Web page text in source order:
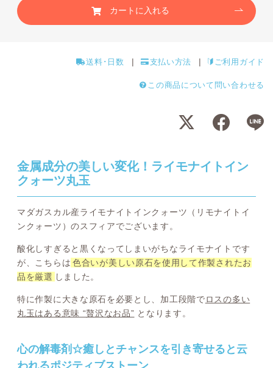
カートに入れる
送料･日数 支払い方法 ご利用ガイド
この商品について問い合わせる
金属成分の美しい変化！ライモナイトイン
クォーツ丸玉
マダガスカル産ライモナイトインクォーツ（リモナイトイ
ンクォーツ）のスフィアでございます。
酸化しすぎると黒くなってしまいがちなライモナイトです
が、こちらは 色合いが美しい原石を使用して作製されたお
品を厳選 しました。
特に作製に大きな原石を必要とし、加工段階でロスの多い
丸玉はある意味 “贅沢なお品” となります。
心の解毒剤☆癒しとチャンスを引き寄せると云
われるポジティブストーン